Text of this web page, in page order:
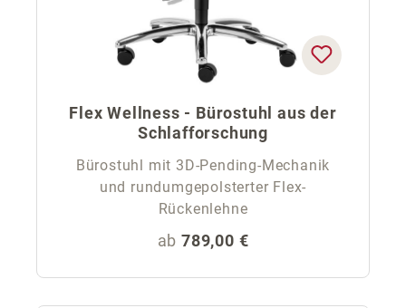
Flex Wellness - Bürostuhl aus der
Schlafforschung
Bürostuhl mit 3D-Pending-Mechanik
und rundumgepolsterter Flex-
Rückenlehne
Regulärer Preis:
ab 789,00 €